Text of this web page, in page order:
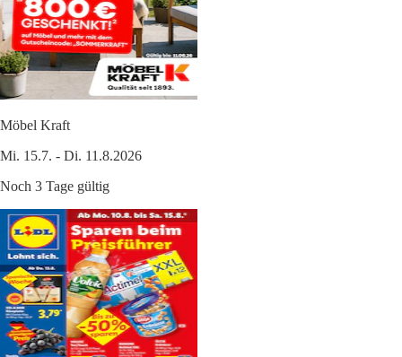
Möbel Kraft
Mi. 15.7. - Di. 11.8.2026
Noch 3 Tage gültig